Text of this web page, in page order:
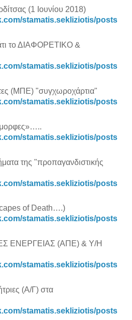
(1 Ιουνίου 2018)
stamatis.sekliziotis/posts
το ΔΙΑΦΟΡΕΤΙΚΟ &
stamatis.sekliziotis/posts
(ΜΠΕ) "συγχωροχάρτια"
stamatis.sekliziotis/posts
stamatis.sekliziotis/posts
της "προπαγανδιστικής
stamatis.sekliziotis/posts
of Death….)
stamatis.sekliziotis/posts
ΕΝΕΡΓΕΙΑΣ (ΑΠΕ) & Υ/Η
stamatis.sekliziotis/posts
(Α/Γ) στα
stamatis.sekliziotis/posts